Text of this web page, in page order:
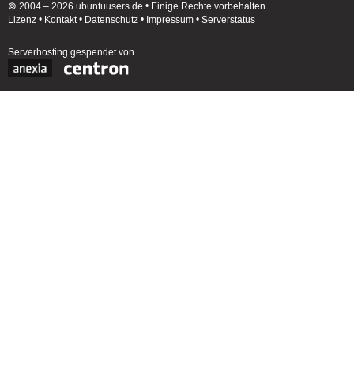
🄯 2004 – 2026 ubuntuusers.de • Einige Rechte vorbehalten
Lizenz• Kontakt• Datenschutz• Impressum• Serverstatus
Serverhosting gespendet von